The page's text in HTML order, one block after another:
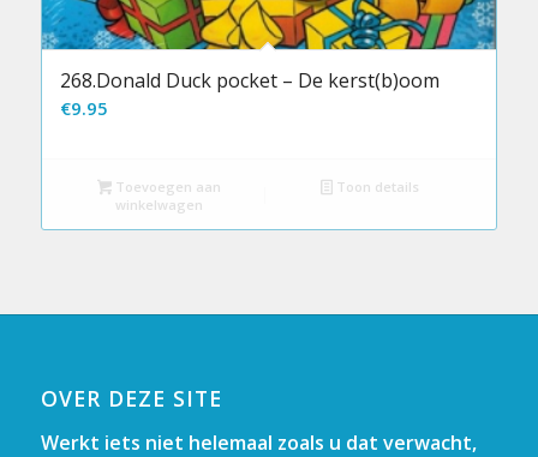
268.Donald Duck pocket – De kerst(b)oom
€9.95
Toevoegen aan
winkelwagen
Toon details
OVER DEZE SITE
Werkt iets niet helemaal zoals u dat verwacht,